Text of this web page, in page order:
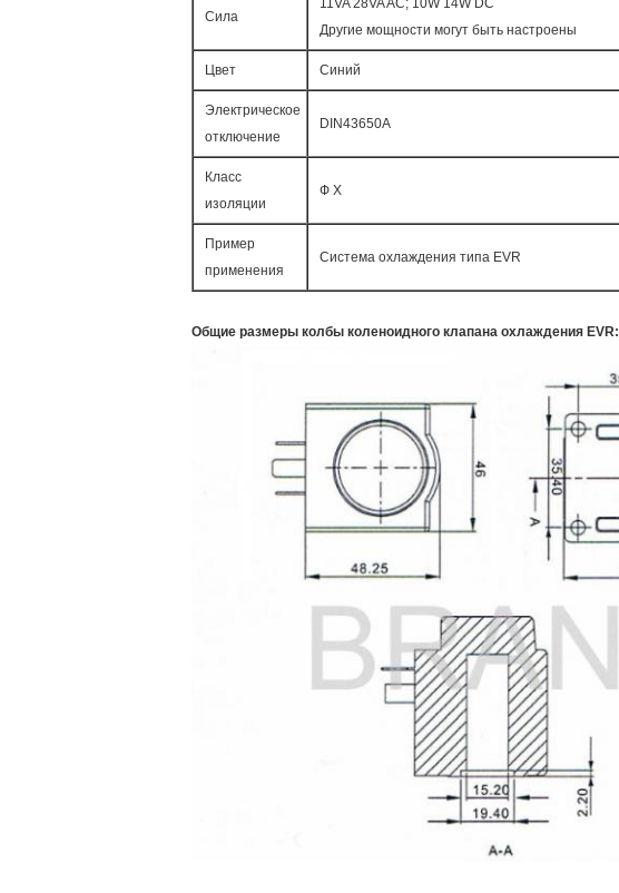
Сила
11VA 28VA AC; 10W 14W DC
Другие мощности могут быть настроены
Цвет Синий
Электрическое
отключение
DIN43650A
Класс
изоляции
Ф Х
Пример
применения
Система охлаждения типа EVR
Общие размеры колбы коленоидного клапана охлаждения EVR: